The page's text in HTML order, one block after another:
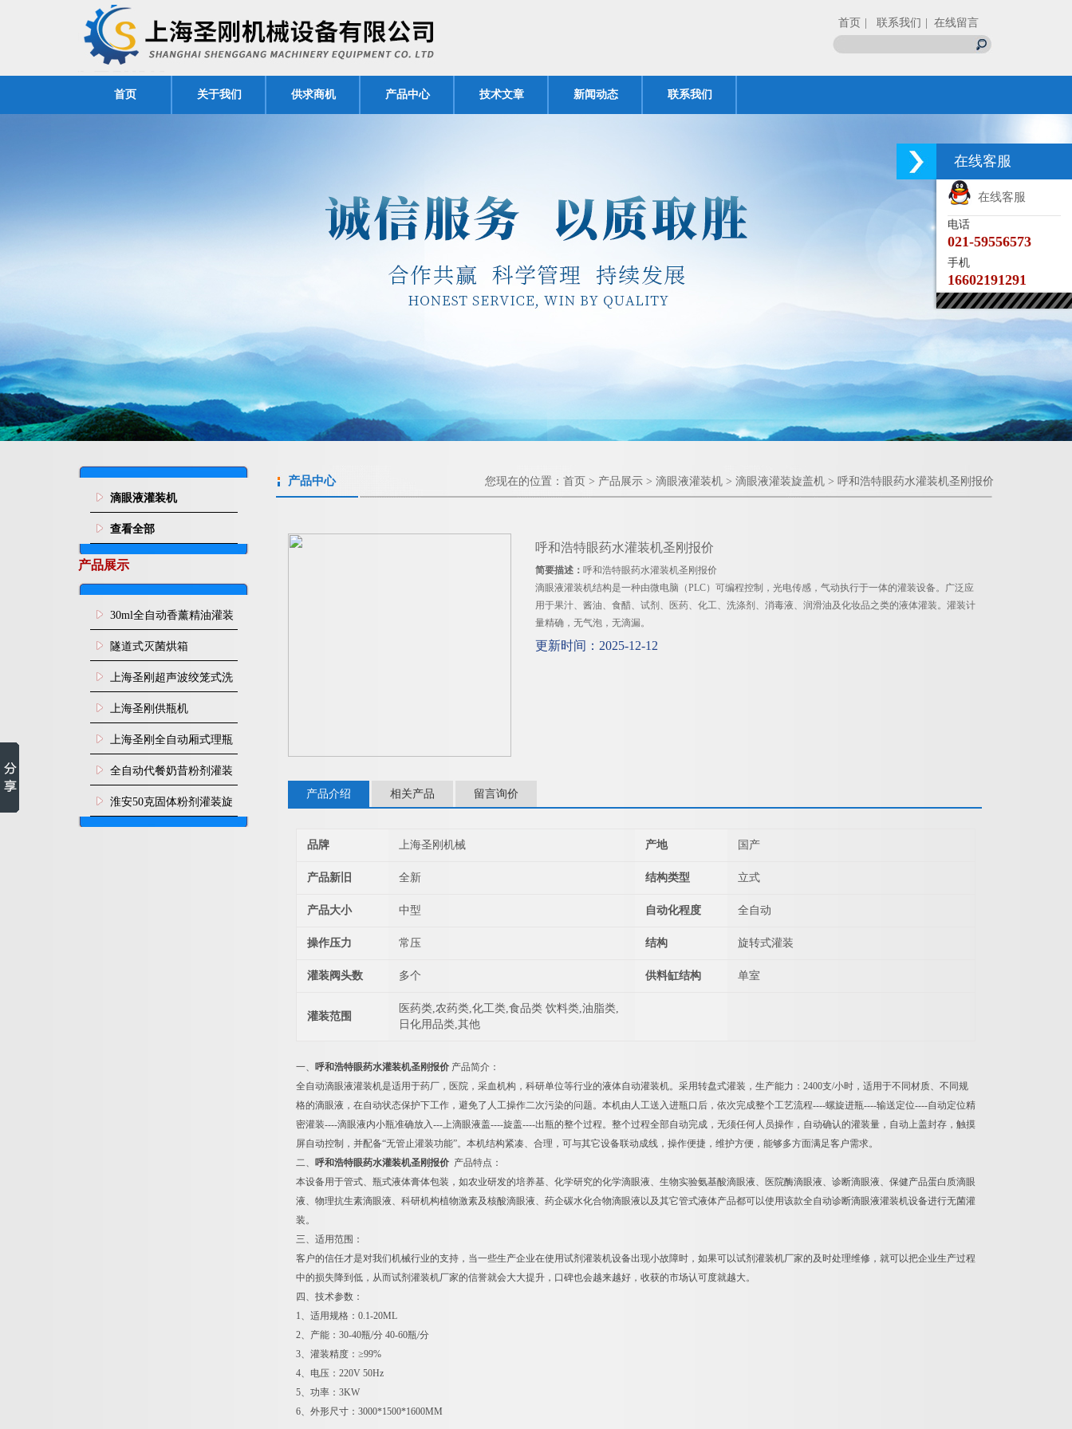
首页 | 联系我们 | 在线留言
首页 关于我们 供求商机 产品中心 技术文章 新闻动态 联系我们
滴眼液灌装机
查看全部
产品展示
30ml全自动香薰精油灌装
旋盖机
隧道式灭菌烘箱
上海圣刚超声波绞笼式洗
瓶机
上海圣刚供瓶机
上海圣刚全自动厢式理瓶
机
全自动代餐奶昔粉剂灌装
生产线
淮安50克固体粉剂灌装旋
盖机
产品中心 您现在的位置： 首页 > 产品展示 > 滴眼液灌装机 > 滴眼液灌装旋盖机 > 呼和浩特眼药水灌装机圣刚报价
呼和浩特眼药水灌装机圣刚报价
简要描述： 呼和浩特眼药水灌装机圣刚报价
滴眼液灌装机结构是一种由微电脑（PLC）可编程控制，光电传感，气动执行于一体的灌装设备。广泛应
用于果汁、酱油、食醋、试剂、医药、化工、洗涤剂、消毒液、润滑油及化妆品之类的液体灌装。灌装计
量精确，无气泡，无滴漏。
更新时间：2025-12-12
产品介绍 相关产品 留言询价
品牌 上海圣刚机械 产地 国产
产品新旧 全新 结构类型 立式
产品大小 中型 自动化程度 全自动
操作压力 常压 结构 旋转式灌装
灌装阀头数 多个 供料缸结构 单室
灌装范围
医药类,农药类,化工类,食品类 饮料类,油脂类,
日化用品类,其他
一、 呼和浩特眼药水灌装机圣刚报价 产品简介：
全自动滴眼液灌装机是适用于药厂，医院，采血机构，科研单位等行业的液体自动灌装机。采用转盘式灌装，生产能力：2400支/小时，适用于不同材质、不同规
格的滴眼液，在自动状态保护下工作，避免了人工操作二次污染的问题。本机由人工送入进瓶口后，依次完成整个工艺流程----螺旋进瓶----输送定位----自动定位精
密灌装----滴眼液内小瓶准确放入---上滴眼液盖----旋盖----出瓶的整个过程。整个过程全部自动完成，无须任何人员操作，自动确认的灌装量，自动上盖封存，触摸
屏自动控制，并配备“无管止灌装功能”。本机结构紧凑、合理，可与其它设备联动成线，操作便捷，维护方便，能够多方面满足客户需求。
二、 呼和浩特眼药水灌装机圣刚报价 产品特点：
本设备用于管式、瓶式液体膏体包装，如农业研发的培养基、化学研究的化学滴眼液、生物实验氨基酸滴眼液、医院酶滴眼液、诊断滴眼液、保健产品蛋白质滴眼
液、物理抗生素滴眼液、科研机构植物激素及核酸滴眼液、药企碳水化合物滴眼液以及其它管式液体产品都可以使用该款全自动诊断滴眼液灌装机设备进行无菌灌
装。
三、适用范围：
客户的信任才是对我们机械行业的支持，当一些生产企业在使用试剂灌装机设备出现小故障时，如果可以试剂灌装机厂家的及时处理维修，就可以把企业生产过程
中的损失降到低，从而试剂灌装机厂家的信誉就会大大提升，口碑也会越来越好，收获的市场认可度就越大。
四、技术参数：
1、适用规格：0.1-20ML
2、产能：30-40瓶/分 40-60瓶/分
3、灌装精度：≥99%
4、电压：220V 50Hz
5、功率：3KW
6、外形尺寸：3000*1500*1600MM
在线客服
在线客服
电话
021-59556573
手机
16602191291